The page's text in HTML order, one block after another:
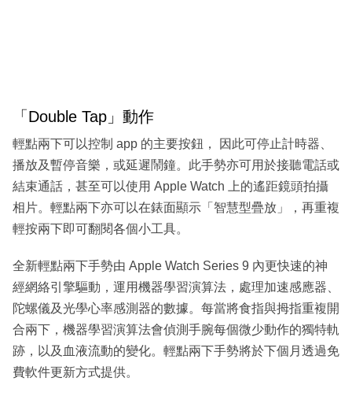
​「Double Tap」動作
輕點兩下可以控制 app 的主要按鈕， 因此可停止計時器、
播放及暫停音樂，或延遲鬧鐘。此手勢亦可用於接聽電話或
結束通話，甚至可以使用 Apple Watch 上的遙距鏡頭拍攝
相片。輕點兩下亦可以在錶面顯示「智慧型疊放」，再重複
輕按兩下即可翻閱各個小工具。
全新輕點兩下手勢由 Apple Watch Series 9 內更快速的神
經網絡引擎驅動，運用機器學習演算法，處理加速感應器、
陀螺儀及光學心率感測器的數據。每當將食指與拇指重複開
合兩下，機器學習演算法會偵測手腕每個微少動作的獨特軌
跡，以及血液流動的變化。輕點兩下手勢將於下個月透過免
費軟件更新方式提供。